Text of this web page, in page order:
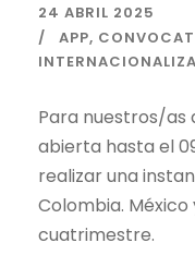
24 ABRIL 2025
APP,
Para nuestros/as
abierta hasta el
realizar una
Colombia.
cuatrimestre.